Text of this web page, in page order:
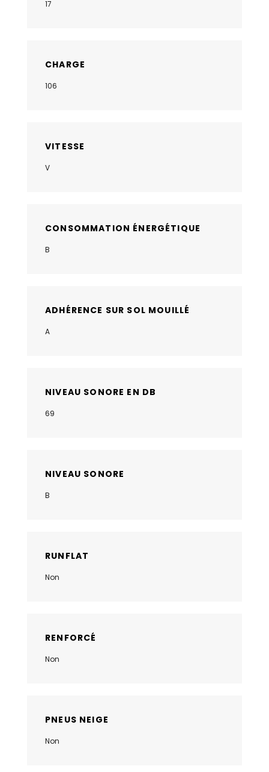
17
CHARGE
106
VITESSE
V
CONSOMMATION ÉNERGÉTIQUE
B
ADHÉRENCE SUR SOL MOUILLÉ
A
NIVEAU SONORE EN DB
69
NIVEAU SONORE
B
RUNFLAT
Non
RENFORCÉ
Non
PNEUS NEIGE
Non